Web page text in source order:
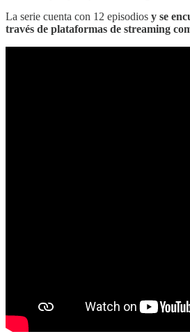
La serie cuenta con 12 episodios y se
través de plataformas de streaming